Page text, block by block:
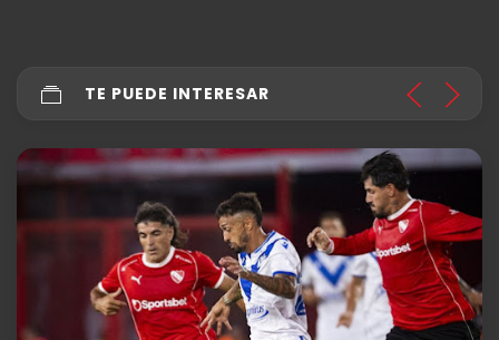
TE PUEDE INTERESAR